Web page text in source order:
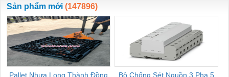
Sản phẩm mới (147896)
Pallet Nhựa Long Thành Đồng
Bộ Chống Sét Nguồn 3 Pha 5